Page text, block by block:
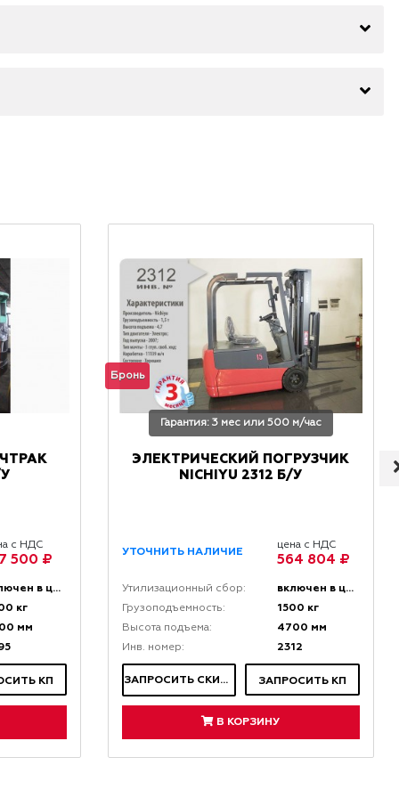
с НДС
500 ₽
включен в цену
кг
мм
КП
Бронь
Гарантия: 3 мес или 500 м/час
ЭЛЕКТРИЧЕСКИЙ ПОГРУЗЧИК
NICHIYU 2312 Б/У
УТОЧНИТЬ НАЛИЧИЕ
цена с НДС
564 804 ₽
Утилизационный сбор: включен в цену
Грузоподъемность: 1500 кг
Высота подъема: 4700 мм
Инв. номер: 2312
ЗАПРОСИТЬ СКИДКУ ЗАПРОСИТЬ КП
В КОРЗИНУ